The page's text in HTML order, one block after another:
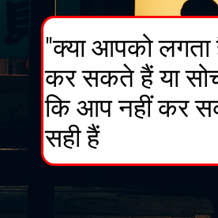
"क्या आपको
कर सकते हैं या
कि आप नहीं कर
सही हैं